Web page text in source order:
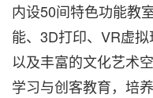
内设50间特色功能教
能、3D打印、VR虚拟
以及丰富的文化艺术
学习与创客教育，培